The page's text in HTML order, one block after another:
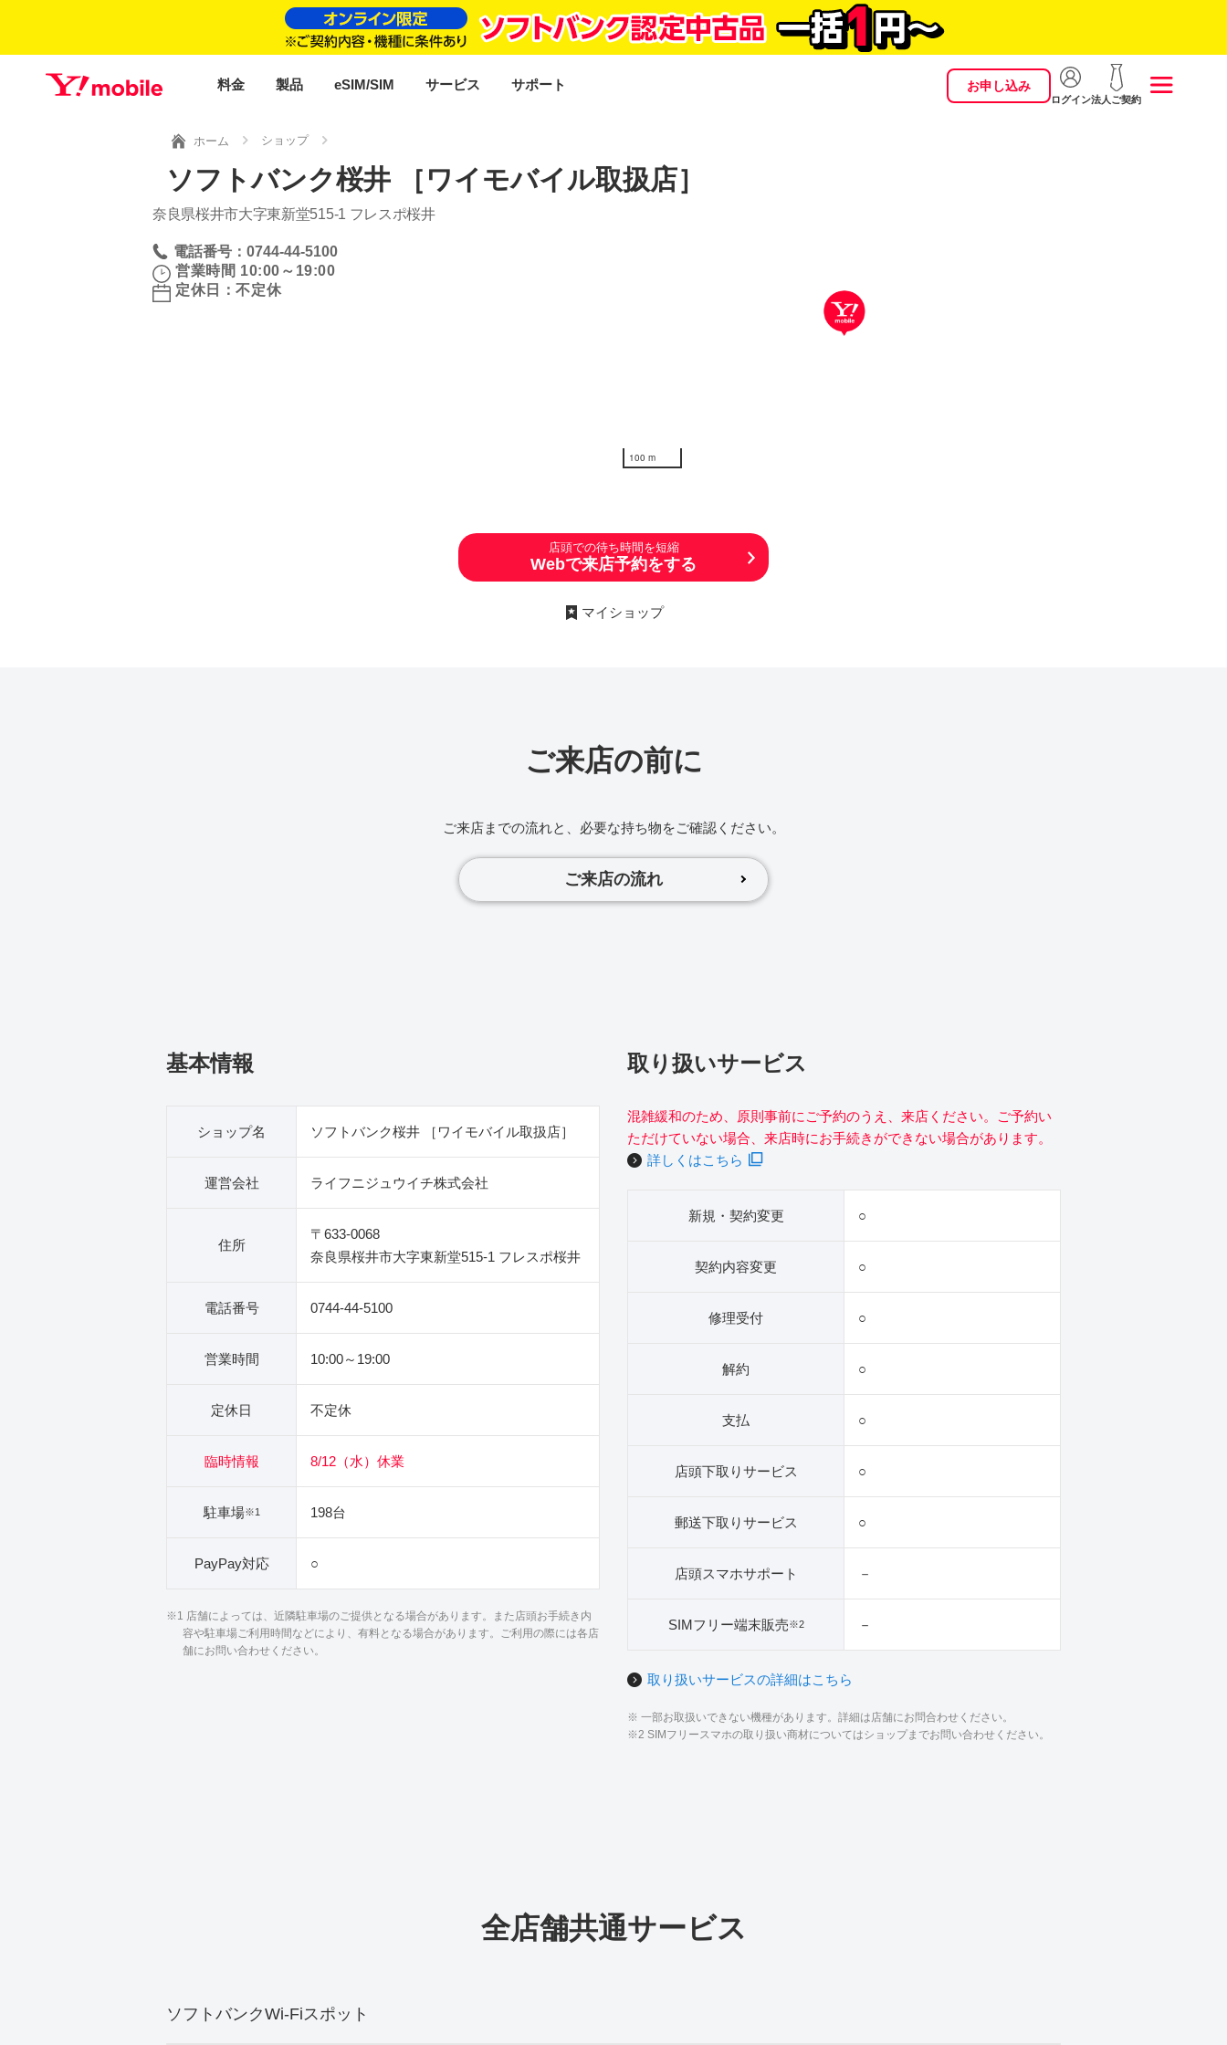
料金 製品 eSIM/SIM サービス サポート お申し込み
ログイン法人ご契約
ホーム ショップ
ソフトバンク桜井 ［ワイモバイル取扱店］
奈良県桜井市大字東新堂515‐1 フレスポ桜井
電話番号：0744-44-5100
営業時間 10:00～19:00
定休日：不定休
100 m
店頭での待ち時間を短縮
Webで来店予約をする
マイショップ
ご来店の前に
ご来店までの流れと、必要な持ち物をご確認ください。
ご来店の流れ
基本情報
ショップ名 ソフトバンク桜井 ［ワイモバイル取扱店］
運営会社 ライフニジュウイチ株式会社
住所
〒633-0068
奈良県桜井市大字東新堂515‐1 フレスポ桜井
電話番号 0744-44-5100
営業時間 10:00～19:00
定休日 不定休
臨時情報 8/12（水）休業
駐車場※1 198台
PayPay対応 ○
※1 店舗によっては、近隣駐車場のご提供となる場合があります。また店頭お手続き内
容や駐車場ご利用時間などにより、有料となる場合があります。ご利用の際には各店
舗にお問い合わせください。
取り扱いサービス
混雑緩和のため、原則事前にご予約のうえ、来店ください。ご予約い
ただけていない場合、来店時にお手続きができない場合があります。
詳しくはこちら
新規・契約変更 ○
契約内容変更 ○
修理受付 ○
解約 ○
支払 ○
店頭下取りサービス ○
郵送下取りサービス ○
店頭スマホサポート －
SIMフリー端末販売※2 －
取り扱いサービスの詳細はこちら
※ 一部お取扱いできない機種があります。詳細は店舗にお問合わせください。
※2 SIMフリースマホの取り扱い商材についてはショップまでお問い合わせください。
全店舗共通サービス
ソフトバンクWi-Fiスポット